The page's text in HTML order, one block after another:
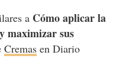
a Cómo aplicar la
maximizar sus
Cremasen Diario